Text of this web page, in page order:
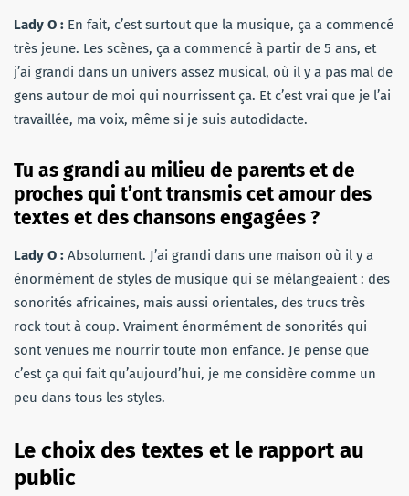
Lady O : En fait, c’est surtout que la musique, ça a commencé
très jeune. Les scènes, ça a commencé à partir de 5 ans, et
j’ai grandi dans un univers assez musical, où il y a pas mal de
gens autour de moi qui nourrissent ça. Et c’est vrai que je l’ai
travaillée, ma voix, même si je suis autodidacte.
Tu as grandi au milieu de parents et de
proches qui t’ont transmis cet amour des
textes et des chansons engagées ?
Lady O : Absolument. J’ai grandi dans une maison où il y a
énormément de styles de musique qui se mélangeaient : des
sonorités africaines, mais aussi orientales, des trucs très
rock tout à coup. Vraiment énormément de sonorités qui
sont venues me nourrir toute mon enfance. Je pense que
c’est ça qui fait qu’aujourd’hui, je me considère comme un
peu dans tous les styles.
Le choix des textes et le rapport au
public